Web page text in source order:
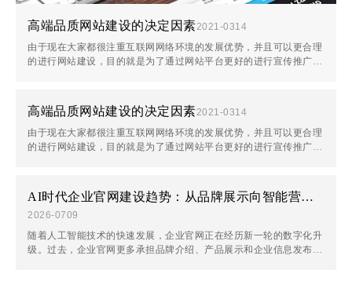
14
2021-03
高端品质网站建设的决定因素
由于现在大家都很注重互联网网络环境的发展优势，并且可以更合理
的进行网站建设，目的就是为了通过网站平台更好的进行宣传推广，
14
2021-03
高端品质网站建设的决定因素
由于现在大家都很注重互联网网络环境的发展优势，并且可以更合理
的进行网站建设，目的就是为了通过网站平台更好的进行宣传推广，
09
2026-07
AI时代企业官网建设趋势：从品牌展示向智能营销平台全面升级
随着人工智能技术的快速发展，企业官网正在经历新一轮的数字化升
级。过去，企业官网更多承担品牌介绍、产品展示和企业信息发布的